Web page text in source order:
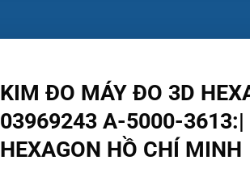
KIM ĐO MÁY ĐO 3D
03969243 A-5000-3613:|
HEXAGON HỒ CHÍ MINH